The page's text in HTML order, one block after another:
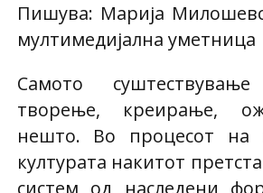
Пишува: Марија
мултимедијална уметница
Самото
творење, креирање,
нешто. Во процесот на
културата накитот
систем од наследени